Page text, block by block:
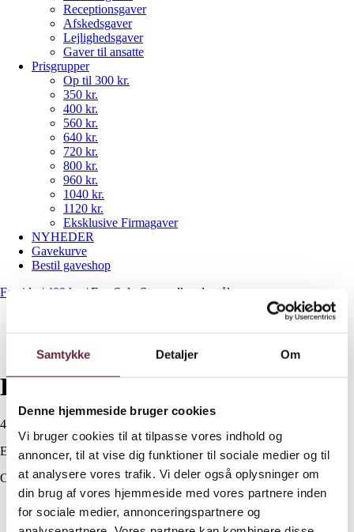
Samtykke Detaljer Om
Denne hjemmeside bruger cookies
Vi bruger cookies til at tilpasse vores indhold og
annoncer, til at vise dig funktioner til sociale medier og til
at analysere vores trafik. Vi deler også oplysninger om
din brug af vores hjemmeside med vores partnere inden
for sociale medier, annonceringspartnere og
Receptionsgaver
Afskedsgaver
Lejlighedsgaver
Gaver til ansatte
Prisgrupper
Op til 300 kr.
350 kr.
400 kr.
560 kr.
640 kr.
720 kr.
800 kr.
960 kr.
1040 kr.
1120 kr.
Eksklusive Firmagaver
NYHEDER
Gavekurve
Bestil gaveshop
Forside
/ 400 kr. /Eva Solo Stempelkande stål
Eva Solo Stempelkande stål
400,00
Ekskl. moms
Out of stock
Beskrivelse
Yderligere information